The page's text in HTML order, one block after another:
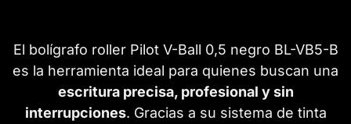
El bolígrafo roller Pilot V-Ball 0,5 negro BL-VB5-B
es la herramienta ideal para quienes buscan una
escritura precisa, profesional y sin
interrupciones. Gracias a su sistema de tinta